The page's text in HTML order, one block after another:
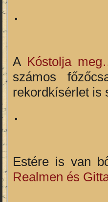
A Kóstolja
számos
rekordkísérlet is
Estére is van
Realmen és